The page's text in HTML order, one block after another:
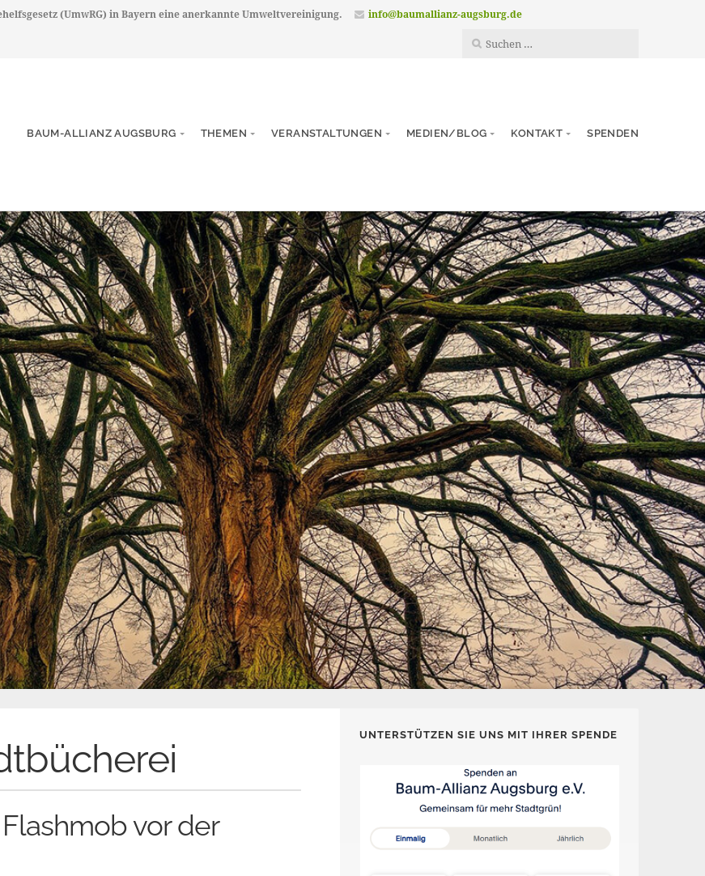
(UmwRG) in Bayern eine anerkannte Umweltvereinigung. info@baumallianz-augsburg.de
BAUM-ALLIANZ AUGSBURG THEMEN VERANSTALTUNGEN MEDIEN/BLOG KONTAKT SPENDEN
vor der
UNTERSTÜTZEN SIE UNS MIT IHRER SPENDE